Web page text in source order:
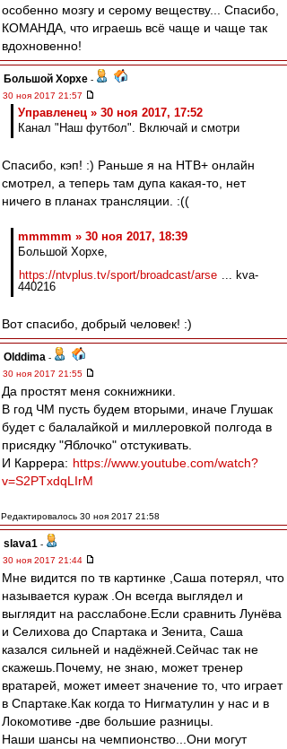
особенно мозгу и серому веществу... Спасибо,
КОМАНДА, что играешь всё чаще и чаще так
вдохновенно!
Большой Хорхе -
30 ноя 2017 21:57
Управленец » 30 ноя 2017, 17:52
Канал "Наш футбол". Включай и смотри
Спасибо, кэп! :) Раньше я на НТВ+ онлайн
смотрел, а теперь там дупа какая-то, нет
ничего в планах трансляции. :((
mmmmm » 30 ноя 2017, 18:39
Большой Хорхе,
https://ntvplus.tv/sport/broadcast/arse ... kva-
440216
Вот спасибо, добрый человек! :)
Olddima -
30 ноя 2017 21:55
Да простят меня сокнижники.
В год ЧМ пусть будем вторыми, иначе Глушак
будет с балалайкой и миллеровкой полгода в
присядку "Яблочко" отстукивать.
И Каррера: https://www.youtube.com/watch?
v=S2PTxdqLIrM
Редактировалось 30 ноя 2017 21:58
slava1 -
30 ноя 2017 21:44
Мне видится по тв картинке ,Саша потерял, что
называется кураж .Он всегда выглядел и
выглядит на расслабоне.Если сравнить Лунёва
и Селихова до Спартака и Зенита, Саша
казался сильней и надёжней.Сейчас так не
скажешь.Почему, не знаю, может тренер
вратарей, может имеет значение то, что играет
в Спартаке.Как когда то Нигматулин у нас и в
Локомотиве -две большие разницы.
Наши шансы на чемпионство...Они могут